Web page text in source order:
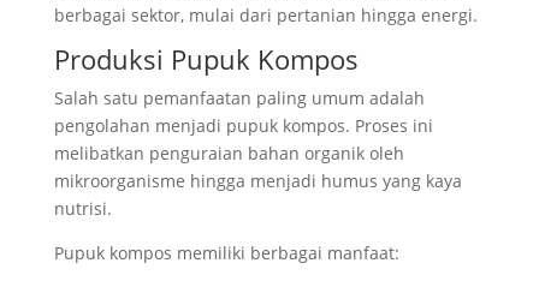
berbagai sektor, mulai dari pertanian hingga energi.
Produksi Pupuk Kompos
Salah satu pemanfaatan paling umum adalah
pengolahan menjadi pupuk kompos. Proses ini
melibatkan penguraian bahan organik oleh
mikroorganisme hingga menjadi humus yang kaya
nutrisi.
Pupuk kompos memiliki berbagai manfaat: